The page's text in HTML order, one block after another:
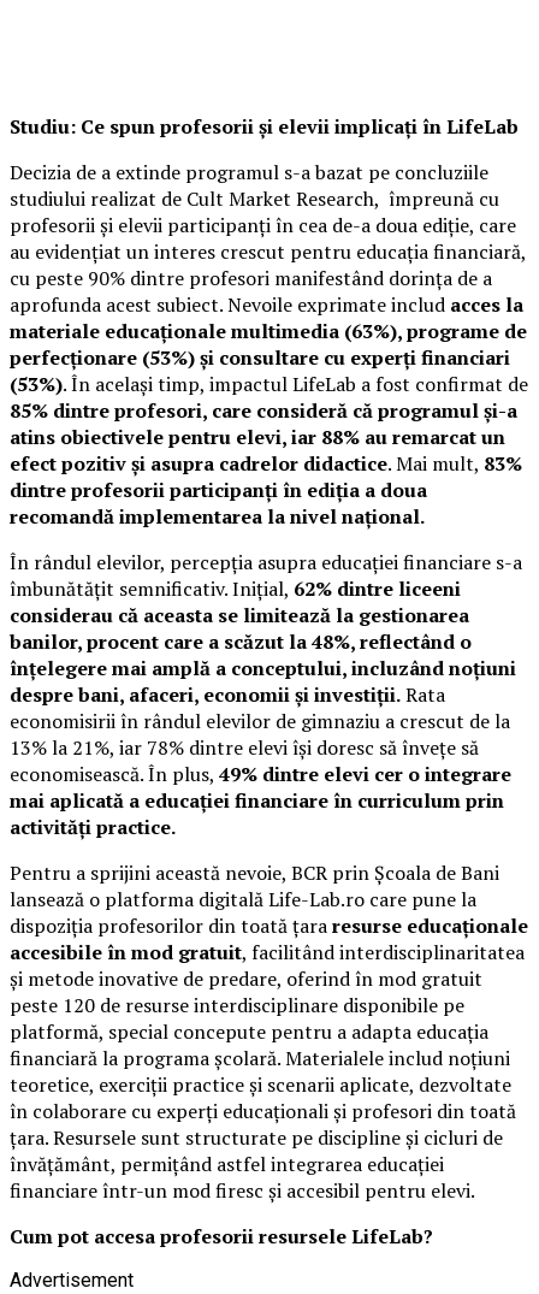
Studiu: Ce spun profesorii și elevii implicați în LifeLab
Decizia de a extinde programul s-a bazat pe concluziile
studiului realizat de Cult Market Research, împreună cu
profesorii și elevii participanți în cea de-a doua ediție, care
au evidențiat un interes crescut pentru educația financiară,
cu peste 90% dintre profesori manifestând dorința de a
aprofunda acest subiect. Nevoile exprimate includ acces la
materiale educaționale multimedia (63%), programe de
perfecționare (53%) și consultare cu experți financiari
(53%). În același timp, impactul LifeLab a fost confirmat de
85% dintre profesori, care consideră că programul și-a
atins obiectivele pentru elevi, iar 88% au remarcat un
efect pozitiv și asupra cadrelor didactice. Mai mult, 83%
dintre profesorii participanți în ediția a doua
recomandă implementarea la nivel național.
În rândul elevilor, percepția asupra educației financiare s-a
îmbunătățit semnificativ. Inițial, 62% dintre liceeni
considerau că aceasta se limitează la gestionarea
banilor, procent care a scăzut la 48%, reflectând o
înțelegere mai amplă a conceptului, incluzând noțiuni
despre bani, afaceri, economii și investiții.Rata
economisirii în rândul elevilor de gimnaziu a crescut de la
13% la 21%, iar 78% dintre elevi își doresc să învețe să
economisească. În plus, 49% dintre elevi cer o integrare
mai aplicată a educației financiare în curriculum prin
activități practice.
Pentru a sprijini această nevoie, BCR prin Școala de Bani
lansează o platforma digitală Life-Lab.ro care pune la
dispoziția profesorilor din toată țararesurse educaționale
accesibile în mod gratuit, facilitând interdisciplinaritatea
și metode inovative de predare, oferind în mod gratuit
peste 120 de resurse interdisciplinare disponibile pe
platformă, special concepute pentru a adapta educația
financiară la programa școlară. Materialele includ noțiuni
teoretice, exerciții practice și scenarii aplicate, dezvoltate
în colaborare cu experți educaționali și profesori din toată
țara. Resursele sunt structurate pe discipline și cicluri de
învățământ, permițând astfel integrarea educației
financiare într-un mod firesc și accesibil pentru elevi.
Cum pot accesa profesorii resursele LifeLab?
Advertisement